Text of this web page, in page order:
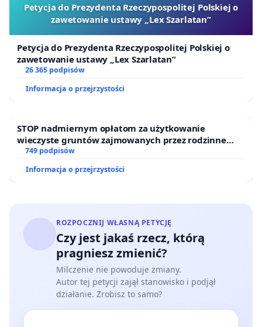
Petycja do Prezydenta Rzeczypospolitej Polskiej o
zawetowanie ustawy „Lex Szarlatan”
Petycja do Prezydenta Rzeczypospolitej Polskiej o
zawetowanie ustawy „Lex Szarlatan”
26 365 podpisów
Informacja o przejrzystości
STOP nadmiernym opłatom za użytkowanie
wieczyste gruntów zajmowanych przez rodzinne
ogrody działkowe.
749 podpisów
Informacja o przejrzystości
ROZPOCZNIJ WŁASNĄ PETYCJĘ
Czy jest jakaś rzecz, którą
pragniesz zmienić?
Milczenie nie powoduje zmiany.
Autor tej petycji zajął stanowisko i podjął
działanie. Zrobisz to samo?